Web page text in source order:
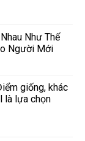
Như Thế
Người Mới
giống, khác
là lựa chọn